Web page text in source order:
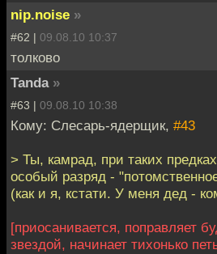
nip.noise »
#62 | 09.08.10 10:37
толково
Tanda »
#63 | 09.08.10 10:38
Кому: Слесарь-ядерщик, #43
> Ты, камрад, при таких
особый разряд -
(как и я, кстати. У меня дед -
[приосанивается, поправляет
звездой, начинает тихонько